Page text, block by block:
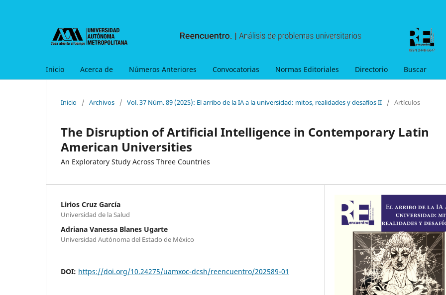
Inicio Acerca de Números Anteriores Convocatorias Normas Editoriales Directorio Buscar
Inicio / Archivos / Vol. 37 Núm. 89 (2025): El arribo de la IA a la universidad: mitos, realidades y desafíos II / Artículos
The Disruption of Artificial Intelligence in Contemporary Latin
American Universities
An Exploratory Study Across Three Countries
Lirios Cruz García
Universidad de la Salud
Adriana Vanessa Blanes Ugarte
Universidad Autónoma del Estado de México
DOI: https://doi.org/10.24275/uamxoc-dcsh/reencuentro/202589-01